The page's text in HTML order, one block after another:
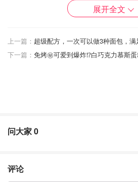
展开全文
上一篇： 超级配方，一次可以做3种面包，
下一篇： 免烤㊙️可爱到爆炸⁉️白巧克力慕斯
问大家0
评论